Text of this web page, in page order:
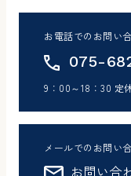
お電話でのお問い
075-
9：00～18：30 定
メールでのお問い
お問い合